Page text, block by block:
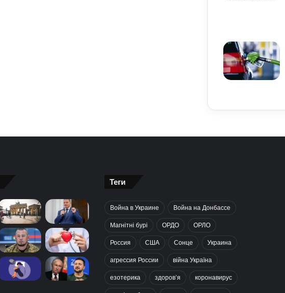
Теги
Война в Украине Война на Донбассе
Магнітні бурі ОРДО ОРЛО
Россия США Сонце Украина
агрессия России війна Україна
езотерика здоров’я коронавирус